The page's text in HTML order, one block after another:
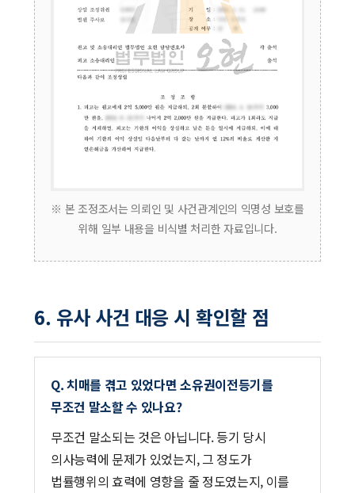
※ 본 조정조서는 의뢰인 및 사건관계인의 익명성 보호를
위해 일부 내용을 비식별 처리한 자료입니다.
6. 유사 사건 대응 시 확인할 점
Q. 치매를 겪고 있었다면 소유권이전등기를
무조건 말소할 수 있나요?
무조건 말소되는 것은 아닙니다. 등기 당시
의사능력에 문제가 있었는지, 그 정도가
법률행위의 효력에 영향을 줄 정도였는지, 이를